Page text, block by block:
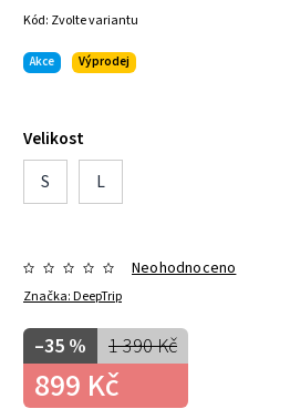
Kód: Zvolte variantu
Akce Výprodej
Velikost
S
L
Značka:DeepTrip
Neohodnoceno
1 390 Kč
–35 %
899 Kč